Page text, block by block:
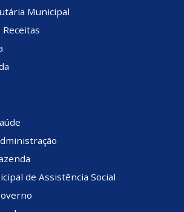
Municipal
de Assistência Social